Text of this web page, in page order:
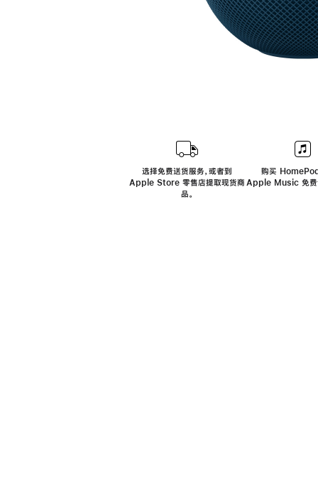
选择免费送货服务，或者到
Apple Store 零售店提取现货商
品。
购买
Apple Music 免费